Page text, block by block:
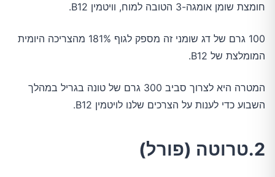
חומצת שומן אומגה-3 הטובה למוח, וויטמין B12.
100 גרם של דג שומני זה מספק לגוף 181% מהצריכה היומית
המומלצת של B12.
המטרה היא לצרוך סביב 300 גרם של טונה בגריל במהלך
השבוע כדי לענות על הצרכים שלנו לויטמין B12.
2.טרוטה (פורל)